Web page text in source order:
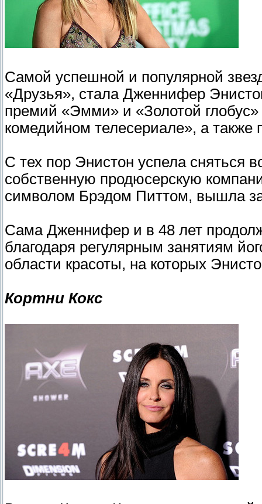
Самой успешной и популярной
«Друзья», стала Дженнифер
премий «Эмми» и «Золотой
комедийном телесериале», а
С тех пор Энистон успела сняться
собственную продюсерскую
символом Брэдом Питтом, вышла
Сама Дженнифер и в 48 лет
благодаря регулярным занятиям
области красоты, на которых
Кортни Кокс